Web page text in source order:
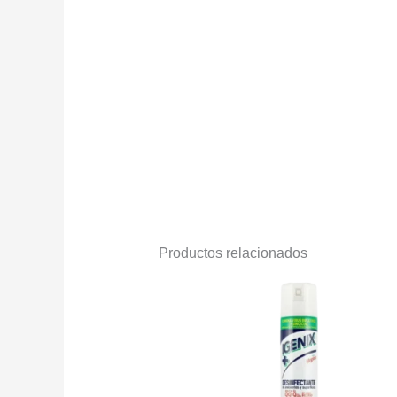
Productos relacionados